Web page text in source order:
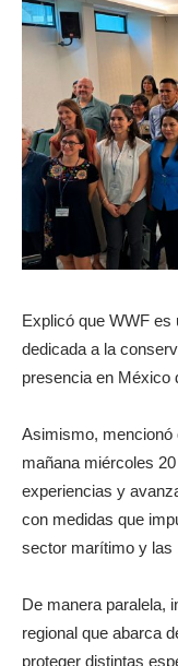
Explicó que WWF es
dedicada a la
presencia en México
Asimismo, mencionó
mañana miércoles
experiencias y
con medidas que
sector marítimo y las
De manera paralela,
regional que abarca
proteger distintas